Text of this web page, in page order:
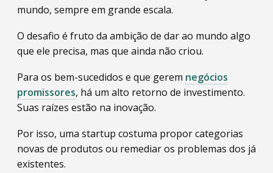
mundo, sempre em grande escala.
O desafio é fruto da ambição de dar ao mundo algo
que ele precisa, mas que ainda não criou.
Para os bem-sucedidos e que gerem negócios
promissores, há um alto retorno de investimento.
Suas raízes estão na inovação.
Por isso, uma startup costuma propor categorias
novas de produtos ou remediar os problemas dos já
existentes.